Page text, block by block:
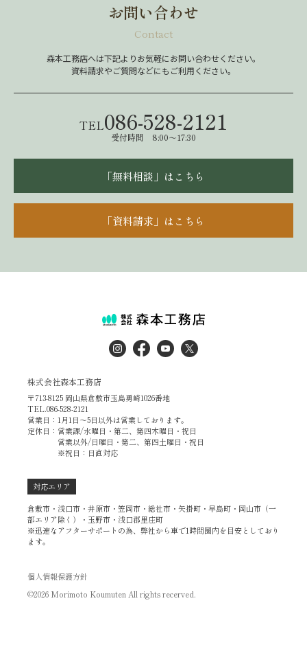
お問い合わせ
Contact
森本工務店へは下記よりお気軽にお問い合わせください。
資料請求やご質問などにもご利用ください。
TEL086-528-2121
受付時間 8:00～17:30
「無料相談」はこちら
「資料請求」はこちら
株式会社森本工務店
〒713-8125 岡山県倉敷市玉島勇崎1026番地
TEL.086-528-2121
営業日：1月1日～5日以外は営業しております。
定休日：営業課/水曜日・第二、第四木曜日・祝日
営業以外/日曜日・第二、第四土曜日・祝日
※祝日：日直対応
対応エリア
倉敷市・浅口市・井原市・笠岡市・総社市・矢掛町・早島町・岡山市（一
部エリア除く）・玉野市・浅口郡里庄町
※迅速なアフターサポートの為、弊社から車で1時間圏内を目安としており
ます。
個人情報保護方針
©2026 Morimoto Koumuten All rights recerved.